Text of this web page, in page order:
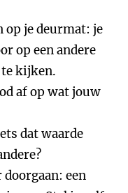
op je deurmat: je
op een andere
kijken.
af op wat jouw
dat waarde
een